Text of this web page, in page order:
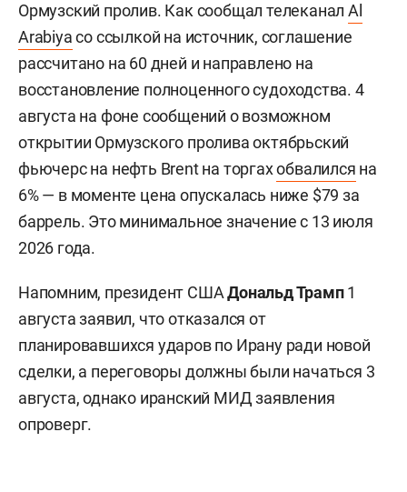
Ормузский пролив. Как сообщал телеканал Al
Arabiyaсо ссылкой на источник, соглашение
рассчитано на 60 дней и направлено на
восстановление полноценного судоходства. 4
августа на фоне сообщений о возможном
открытии Ормузского пролива октябрьский
фьючерс на нефть Brent на торгахобвалился на
6% — в моменте цена опускалась ниже $79 за
баррель. Это минимальное значение с 13 июля
2026 года.
Напомним, президент СШАДональд Трамп1
августа заявил, что отказался от
планировавшихся ударов по Ирану ради новой
сделки, а переговоры должны были начаться 3
августа, однако иранский МИД заявления
опроверг.